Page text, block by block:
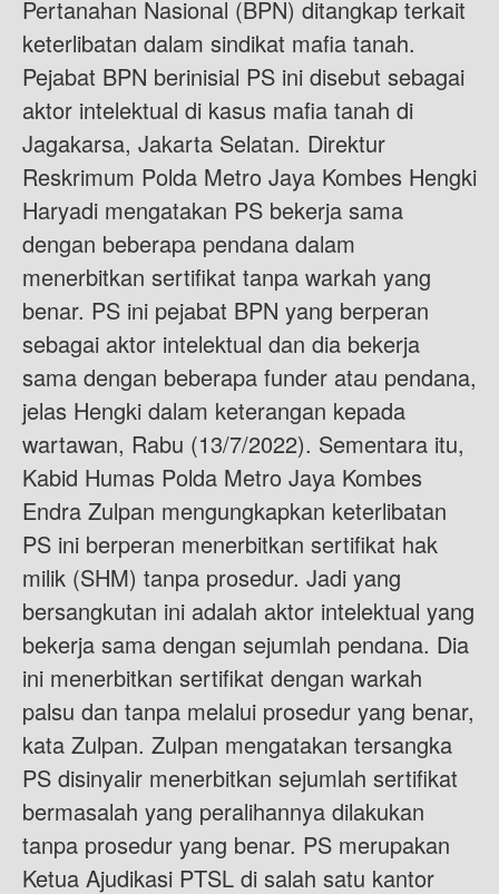
Pertanahan Nasional (BPN) ditangkap terkait
keterlibatan dalam sindikat mafia tanah.
Pejabat BPN berinisial PS ini disebut sebagai
aktor intelektual di kasus mafia tanah di
Jagakarsa, Jakarta Selatan. Direktur
Reskrimum Polda Metro Jaya Kombes Hengki
Haryadi mengatakan PS bekerja sama
dengan beberapa pendana dalam
menerbitkan sertifikat tanpa warkah yang
benar. PS ini pejabat BPN yang berperan
sebagai aktor intelektual dan dia bekerja
sama dengan beberapa funder atau pendana,
jelas Hengki dalam keterangan kepada
wartawan, Rabu (13/7/2022). Sementara itu,
Kabid Humas Polda Metro Jaya Kombes
Endra Zulpan mengungkapkan keterlibatan
PS ini berperan menerbitkan sertifikat hak
milik (SHM) tanpa prosedur. Jadi yang
bersangkutan ini adalah aktor intelektual yang
bekerja sama dengan sejumlah pendana. Dia
ini menerbitkan sertifikat dengan warkah
palsu dan tanpa melalui prosedur yang benar,
kata Zulpan. Zulpan mengatakan tersangka
PS disinyalir menerbitkan sejumlah sertifikat
bermasalah yang peralihannya dilakukan
tanpa prosedur yang benar. PS merupakan
Ketua Ajudikasi PTSL di salah satu kantor